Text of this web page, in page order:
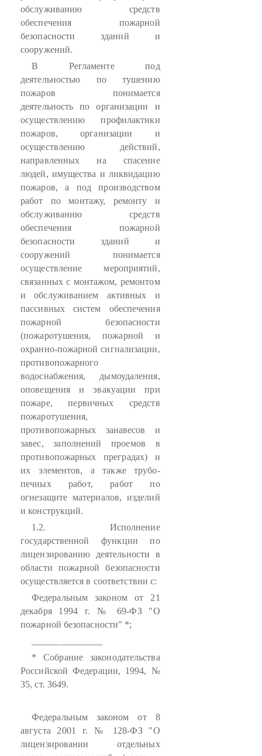
обслуживанию средств
обеспечения пожарной
безопасности зданий и
сооружений.
В Регламенте под
деятельностью по тушению
пожаров понимается
деятельность по организации и
осуществлению профилактики
пожаров, организации и
осуществлению действий,
направленных на спасение
людей, имущества и ликвидацию
пожаров, а под производством
работ по монтажу, ремонту и
обслуживанию средств
обеспечения пожарной
безопасности зданий и
сооружений понимается
осуществление мероприятий,
связанных с монтажом, ремонтом
и обслуживанием активных и
пассивных систем обеспечения
пожарной безопасности
(пожаротушения, пожарной и
охранно-пожарной сигнализации,
противопожарного
водоснабжения, дымоудаления,
оповещения и эвакуации при
пожаре, первичных средств
пожаротушения,
противопожарных занавесов и
завес, заполнений проемов в
противопожарных преградах) и
их элементов, а также трубо-
печных работ, работ по
огнезащите материалов, изделий
и конструкций.
1.2. Исполнение
государственной функции по
лицензированию деятельности в
области пожарной безопасности
осуществляется в соответствии с:
Федеральным законом от 21
декабря 1994 г. № 69-ФЗ "О
пожарной безопасности" *;
* Собрание законодательства
Российской Федерации, 1994, №
35, ст. 3649.
Федеральным законом от 8
августа 2001 г. № 128-ФЗ "О
лицензировании отдельных